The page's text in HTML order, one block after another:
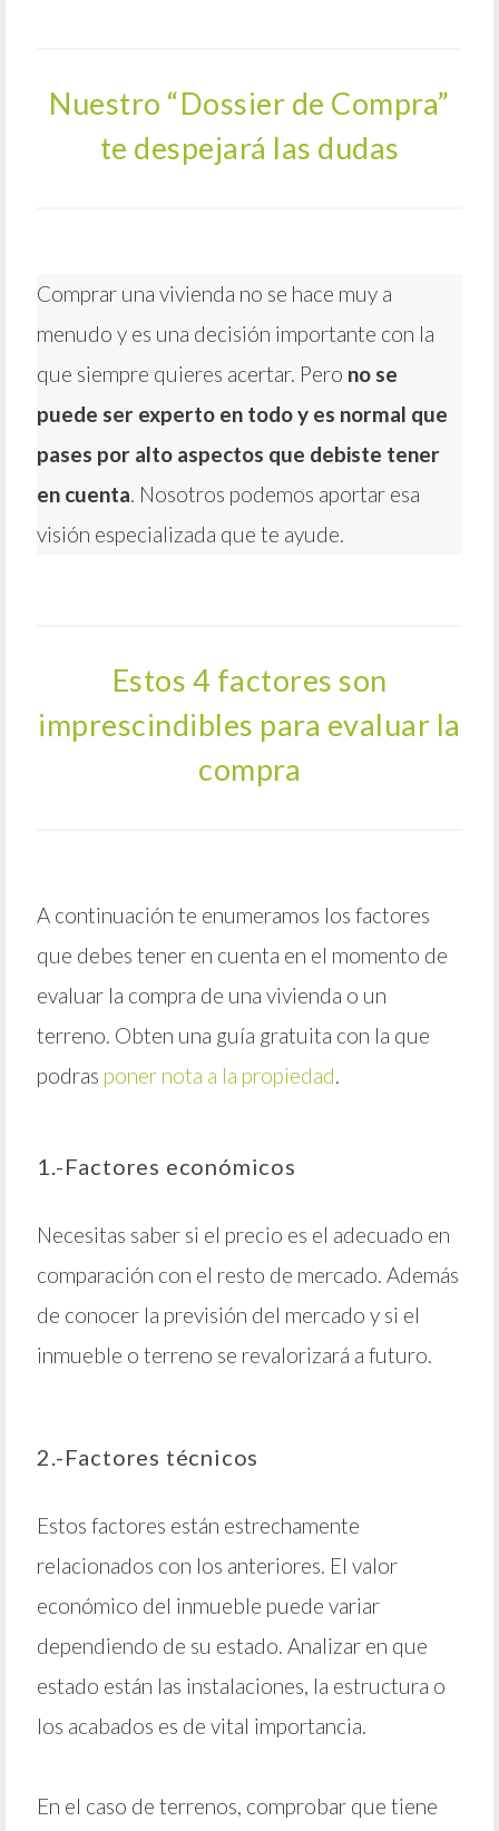
Nuestro “Dossier de Compra”
te despejará las dudas
Comprar una vivienda no se hace muy a
menudo y es una decisión importante con la
que siempre quieres acertar. Pero no se
puede ser experto en todo y es normal que
pases por alto aspectos que debiste tener
en cuenta. Nosotros podemos aportar esa
visión especializada que te ayude.
Estos 4 factores son
imprescindibles para evaluar la
compra
A continuación te enumeramos los factores
que debes tener en cuenta en el momento de
evaluar la compra de una vivienda o un
terreno. Obten una guía gratuita con la que
podras poner nota a la propiedad.
1.-Factores económicos
Necesitas saber si el precio es el adecuado en
comparación con el resto de mercado. Además
de conocer la previsión del mercado y si el
inmueble o terreno se revalorizará a futuro.
2.-Factores técnicos
Estos factores están estrechamente
relacionados con los anteriores. El valor
económico del inmueble puede variar
dependiendo de su estado. Analizar en que
estado están las instalaciones, la estructura o
los acabados es de vital importancia.
En el caso de terrenos, comprobar que tiene